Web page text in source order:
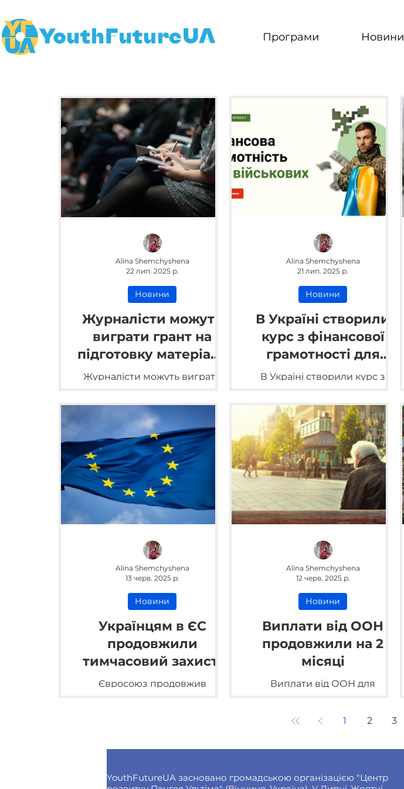
Програми Новини
Журналісти можуть
виграти грант на
підготовку матеріалу
про соціальну
Журналісти можуть виграти
про соціальну згуртованість.
Новини
Alina Shemchyshena
22 лип. 2025 р.
В Україні створили
курс з фінансової
грамотності для
військових
В Україні створили курс з
військових.
Новини
Alina Shemchyshena
21 лип. 2025 р.
Українцям в ЄС
продовжили
тимчасовий захист:
скільки ще діятиме
Євросоюз продовжив
Новини
Alina Shemchyshena
13 черв. 2025 р.
Виплати від ООН
продовжили на 2
місяці
Виплати від ООН для
місяці
Новини
Alina Shemchyshena
12 черв. 2025 р.
1 2 3
YouthFutureUA засновано громадською організацією "Центр